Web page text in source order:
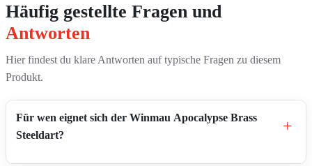
Häufig gestellte Fragen und
Antworten
Hier findest du klare Antworten auf typische Fragen zu diesem
Produkt.
Für wen eignet sich der Winmau Apocalypse Brass
Steeldart?
+